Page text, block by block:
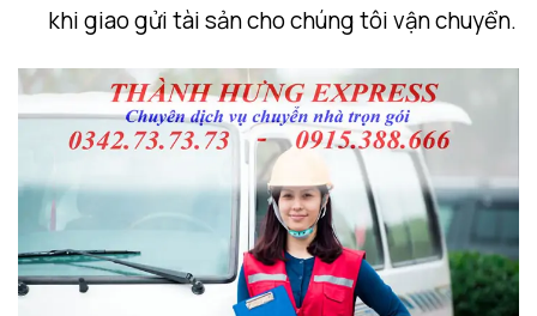
khi giao gửi tài sản cho chúng tôi vận chuyển.